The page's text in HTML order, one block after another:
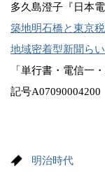
多久島澄子『日本
築地明石橋と東京
地域密着型新聞ら
「単行書・電信一
記号A07090004200
明治時代